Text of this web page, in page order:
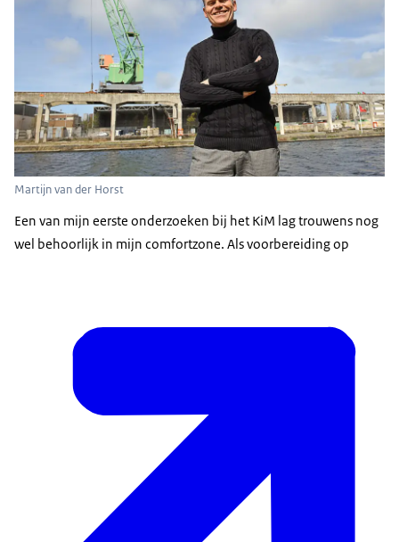
Martijn van der Horst
Een van mijn eerste onderzoeken bij het KiM lag trouwens nog
wel behoorlijk in mijn comfortzone. Als voorbereiding op